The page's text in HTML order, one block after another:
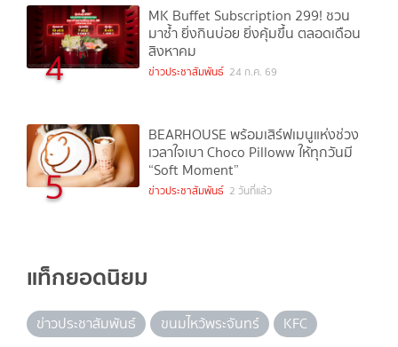
4
MK Buffet Subscription 299! ชวน
มาซ้ำ ยิ่งกินบ่อย ยิ่งคุ้มขึ้น ตลอดเดือน
สิงหาคม
ข่าวประชาสัมพันธ์ 24 ก.ค. 69
5
BEARHOUSE พร้อมเสิร์ฟเมนูแห่งช่วง
เวลาใจเบา Choco Pilloww ให้ทุกวันมี
“Soft Moment”
ข่าวประชาสัมพันธ์ 2 วันที่แล้ว
แท็กยอดนิยม
ข่าวประชาสัมพันธ์ ขนมไหว้พระจันทร์
KFC